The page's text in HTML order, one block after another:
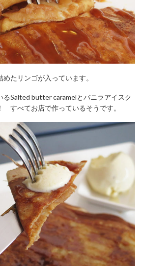
たリンゴが入っています。
るSalted butter caramelとバニラアイスク
すべてお店で作っているそうです。